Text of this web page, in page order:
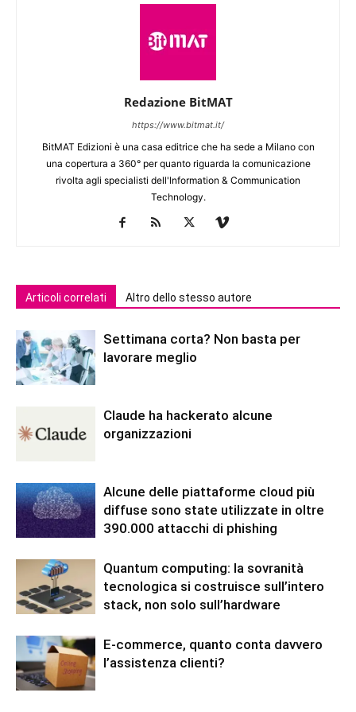
Redazione BitMAT
https://www.bitmat.it/
BitMAT Edizioni è una casa editrice che ha sede a Milano con
una copertura a 360° per quanto riguarda la comunicazione
rivolta agli specialisti dell'lnformation & Communication
Technology.
Articoli correlati Altro dello stesso autore
Settimana corta? Non basta per
lavorare meglio
Claude ha hackerato alcune
organizzazioni
Alcune delle piattaforme cloud più
diffuse sono state utilizzate in oltre
390.000 attacchi di phishing
Quantum computing: la sovranità
tecnologica si costruisce sull’intero
stack, non solo sull’hardware
E-commerce, quanto conta davvero
l’assistenza clienti?